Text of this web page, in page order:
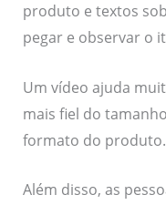
produto e textos
pegar e observar o
Um vídeo ajuda
mais fiel do
formato do produto.
Além disso, as